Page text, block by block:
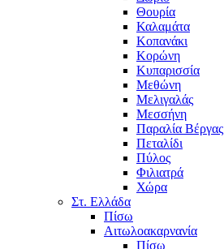
Θουρία
Καλαμάτα
Κοπανάκι
Κορώνη
Κυπαρισσία
Μεθώνη
Μελιγαλάς
Μεσσήνη
Παραλία Βέργας
Πεταλίδι
Πύλος
Φιλιατρά
Χώρα
Στ. Ελλάδα
Πίσω
Αιτωλοακαρνανία
Πίσω